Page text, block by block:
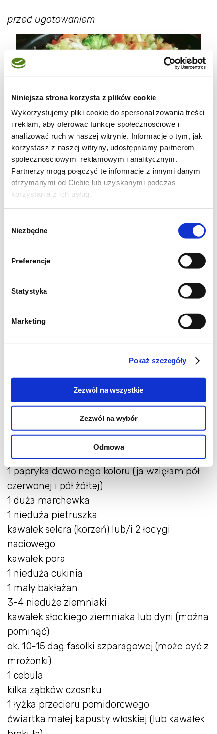
Niniejsza strona korzysta z plików cookie
Wykorzystujemy pliki cookie do spersonalizowania treści
i reklam, aby oferować funkcje społecznościowe i
analizować ruch w naszej witrynie. Informacje o tym, jak
korzystasz z naszej witryny, udostępniamy partnerom
społecznościowym, reklamowym i analitycznym.
Partnerzy mogą połączyć te informacje z innymi danymi
otrzymanymi od Ciebie lub uzyskanymi podczas
korzystania z ich usług.
zgody
Niezbędne
Preferencje
Statystyka
Marketing
Pokaż szczegóły
Zezwól na wszystkie
Zezwól na wybór
Odmowa
przed ugotowaniem
...i po
Składniki:
na mniej wiecej czterolitrowy garnek
1 mała puszka krojonych pomidorów bez
skorki
1 papryka dowolnego koloru (ja wzięłam pół
czerwonej i pół żółtej)
1 duża marchewka
1 nieduża pietruszka
kawałek selera (korzeń) lub/i 2 łodygi
naciowego
kawałek pora
1 nieduża cukinia
1 mały bakłażan
3-4 nieduże ziemniaki
kawałek słodkiego ziemniaka lub dyni (można
pominąć)
ok. 10-15 dag fasolki szparagowej (może być z
mrożonki)
1 cebula
kilka ząbków czosnku
1 łyżka przecieru pomidorowego
ćwiartka małej kapusty włoskiej (lub kawałek